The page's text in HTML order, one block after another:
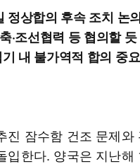
정상합의 후속 조치 논의
·조선협력 등 협의할 듯
내 불가역적 합의 중요
진 잠수함 건조 문제와
입한다. 양국은 지난해